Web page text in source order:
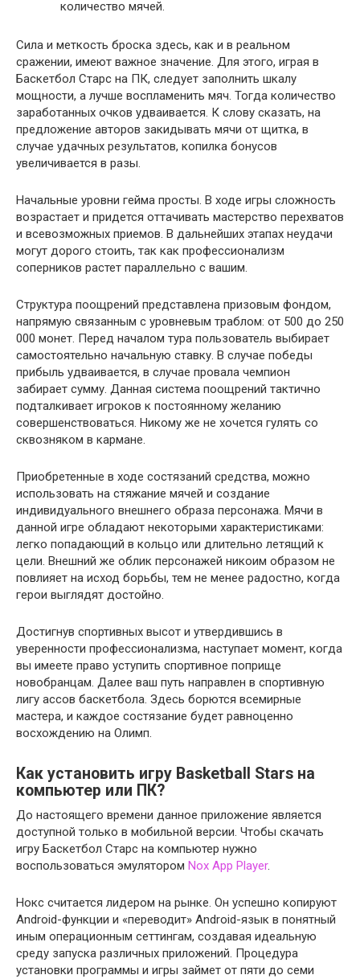
количество мячей.
Сила и меткость броска здесь, как и в реальном
сражении, имеют важное значение. Для этого, играя в
Баскетбол Старс на ПК, следует заполнить шкалу
мощности, а лучше воспламенить мяч. Тогда количество
заработанных очков удваивается. К слову сказать, на
предложение авторов закидывать мячи от щитка, в
случае удачных результатов, копилка бонусов
увеличивается в разы.
Начальные уровни гейма просты. В ходе игры сложность
возрастает и придется оттачивать мастерство перехватов
и всевозможных приемов. В дальнейших этапах неудачи
могут дорого стоить, так как профессионализм
соперников растет параллельно с вашим.
Структура поощрений представлена призовым фондом,
напрямую связанным с уровневым траблом: от 500 до 250
000 монет. Перед началом тура пользователь выбирает
самостоятельно начальную ставку. В случае победы
прибыль удваивается, в случае провала чемпион
забирает сумму. Данная система поощрений тактично
подталкивает игроков к постоянному желанию
совершенствоваться. Никому же не хочется гулять со
сквозняком в кармане.
Приобретенные в ходе состязаний средства, можно
использовать на стяжание мячей и создание
индивидуального внешнего образа персонажа. Мячи в
данной игре обладают некоторыми характеристиками:
легко попадающий в кольцо или длительно летящий к
цели. Внешний же облик персонажей никоим образом не
повлияет на исход борьбы, тем не менее радостно, когда
герои выглядят достойно.
Достигнув спортивных высот и утвердившись в
уверенности профессионализма, наступает момент, когда
вы имеете право уступить спортивное поприще
новобранцам. Далее ваш путь направлен в спортивную
лигу ассов баскетбола. Здесь борются всемирные
мастера, и каждое состязание будет равноценно
восхождению на Олимп.
Как установить игру Basketball Stars​ на
компьютер или ПК?
До настоящего времени данное приложение является
доступной только в мобильной версии. Чтобы скачать
игру Баскетбол Старс​ на компьютер нужно
воспользоваться эмулятором Nox App Player.
Нокс считается лидером на рынке. Он успешно копируют
Android-функции и «переводит» Android-язык в понятный
иным операционным сеттингам, создавая идеальную
среду запуска различных приложений. Процедура
установки программы и игры займет от пяти до семи